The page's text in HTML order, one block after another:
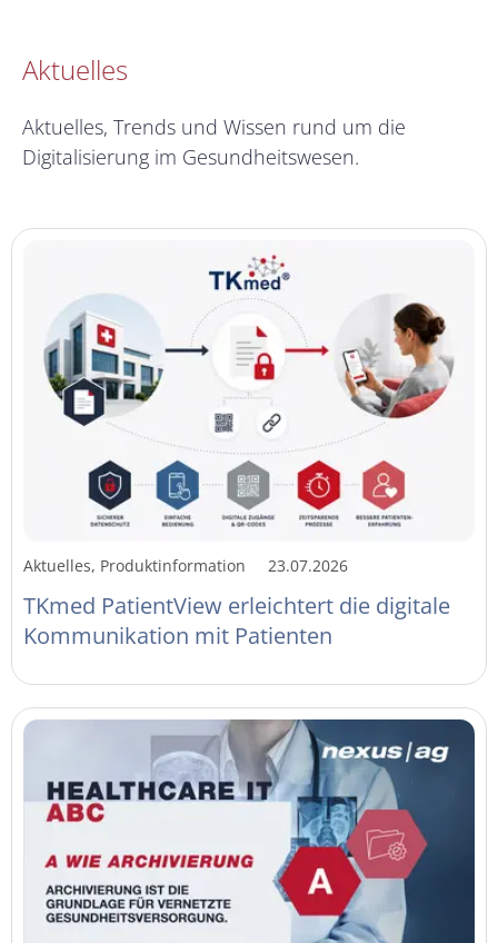
Aktuelles
Aktuelles, Trends und Wissen rund um die
Digitalisierung im Gesundheitswesen.
Aktuelles, Produktinformation 23.07.2026
TKmed PatientView erleichtert die digitale
Kommunikation mit Patienten